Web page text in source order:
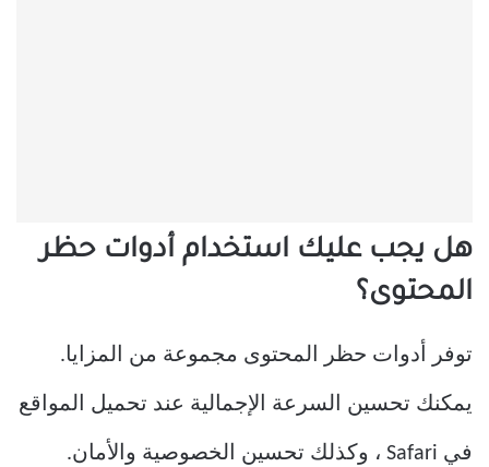
هل يجب عليك استخدام أدوات حظر
المحتوى؟
توفر أدوات حظر المحتوى مجموعة من المزايا.
يمكنك تحسين السرعة الإجمالية عند تحميل المواقع
في Safari ، وكذلك تحسين الخصوصية والأمان.